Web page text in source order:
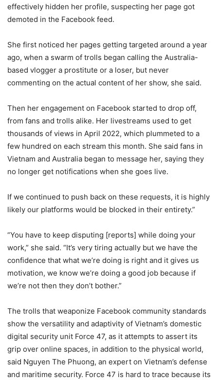
effectively hidden her profile, suspecting her page got
demoted in the Facebook feed.
She first noticed her pages getting targeted around a year
ago, when a swarm of trolls began calling the Australia-
based vlogger a prostitute or a loser, but never
commenting on the actual content of her show, she said.
Then her engagement on Facebook started to drop off,
from fans and trolls alike. Her livestreams used to get
thousands of views in April 2022, which plummeted to a
few hundred on each stream this month. She said fans in
Vietnam and Australia began to message her, saying they
no longer get notifications when she goes live.
If we continued to push back on these requests, it is highly
likely our platforms would be blocked in their entirety.”
“You have to keep disputing [reports] while doing your
work,” she said. “It’s very tiring actually but we have the
confidence that what we’re doing is right and it gives us
motivation, we know we’re doing a good job because if
we’re not then they don’t bother.”
The trolls that weaponize Facebook community standards
show the versatility and adaptivity of Vietnam’s domestic
digital security unit Force 47, as it attempts to assert its
grip over online spaces, in addition to the physical world,
said Nguyen The Phuong, an expert on Vietnam’s defense
and maritime security. Force 47 is hard to trace because its